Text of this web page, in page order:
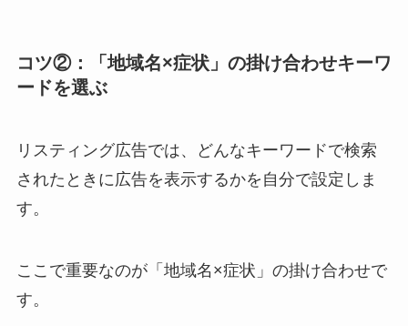
コツ②：「地域名×症状」の掛け合わせキーワ
ードを選ぶ
リスティング広告では、どんなキーワードで検索
されたときに広告を表示するかを自分で設定しま
す。
ここで重要なのが「地域名×症状」の掛け合わせで
す。